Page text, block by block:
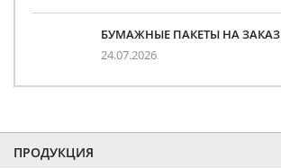
БУМАЖНЫЕ ПАКЕТЫ НА ЗАКАЗ
24.07.2026
ПРОДУКЦИЯ